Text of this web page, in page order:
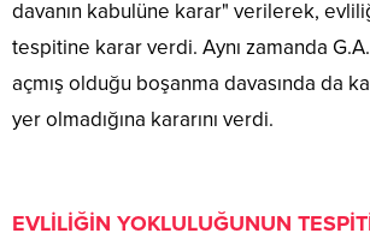
davanın kabulüne karar" verilerek,
tespitine karar verdi. Aynı zamanda
açmış olduğu boşanma davasında da
yer olmadığına kararını verdi.
EVLİLİĞİN YOKLULUĞUNUN